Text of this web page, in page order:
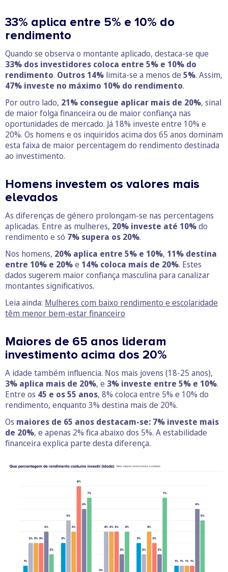
33% aplica entre 5% e 10% do
rendimento
Quando se observa o montante aplicado, destaca-se que
33% dos investidores coloca entre 5% e 10% do
rendimento. Outros 14% limita-se a menos de 5%. Assim,
47% investe no máximo 10% do rendimento.
Por outro lado, 21% consegue aplicar mais de 20%, sinal
de maior folga financeira ou de maior confiança nas
oportunidades de mercado. Já 18% investe entre 10% e
20%. Os homens e os inquiridos acima dos 65 anos dominam
esta faixa de maior percentagem do rendimento destinada
ao investimento.
Homens investem os valores mais
elevados
As diferenças de género prolongam-se nas percentagens
aplicadas. Entre as mulheres, 20% investe até 10%do
rendimento e só 7% supera os 20%.
Nos homens, 20% aplica entre 5% e 10%, 11% destina
entre 10% e 20%e 14% coloca mais de 20%. Estes
dados sugerem maior confiança masculina para canalizar
montantes significativos.
Leia ainda: Mulheres com baixo rendimento e escolaridade
têm menor bem-estar financeiro
Maiores de 65 anos lideram
investimento acima dos 20%
A idade também influencia. Nos mais jovens (18-25 anos),
3% aplica mais de 20%, e 3% investe entre 5% e 10%.
Entre os 45 e os 55 anos, 8% coloca entre 5% e 10% do
rendimento, enquanto 3% destina mais de 20%.
Os maiores de 65 anos destacam-se: 7% investe mais
de 20%, e apenas 2% fica abaixo dos 5%. A estabilidade
financeira explica parte desta diferença.